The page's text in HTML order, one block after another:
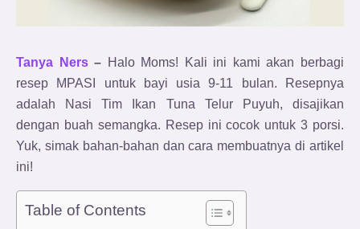
Tanya Ners– Halo Moms! Kali ini kami akan berbagi
resep MPASI untuk bayi usia 9-11 bulan. Resepnya
adalah Nasi Tim Ikan Tuna Telur Puyuh, disajikan
dengan buah semangka. Resep ini cocok untuk 3 porsi.
Yuk, simak bahan-bahan dan cara membuatnya di artikel
ini!
Table of Contents